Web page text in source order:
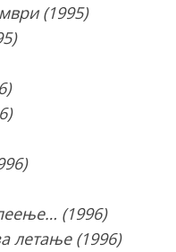
(1995)
(1996)
летање (1996)